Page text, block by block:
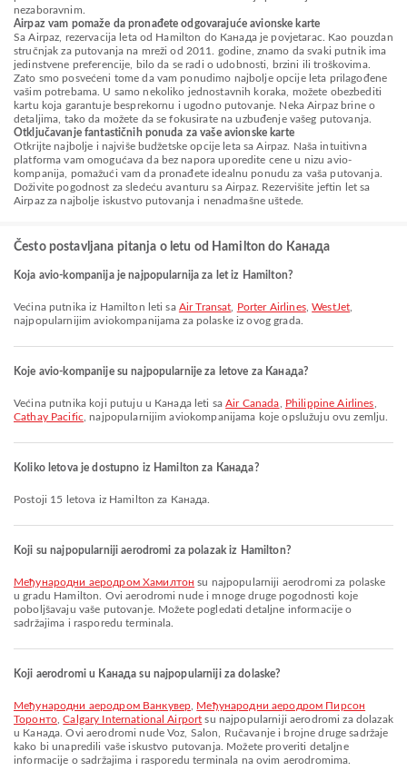
nezaboravnim.
Airpaz vam pomaže da pronađete odgovarajuće avionske karte
Sa Airpaz, rezervacija leta od Hamilton do Канада je povjetarac. Kao pouzdan
stručnjak za putovanja na mreži od 2011. godine, znamo da svaki putnik ima
jedinstvene preferencije, bilo da se radi o udobnosti, brzini ili troškovima.
Zato smo posvećeni tome da vam ponudimo najbolje opcije leta prilagođene
vašim potrebama. U samo nekoliko jednostavnih koraka, možete obezbediti
kartu koja garantuje besprekornu i ugodno putovanje. Neka Airpaz brine o
detaljima, tako da možete da se fokusirate na uzbuđenje vašeg putovanja.
Otključavanje fantastičnih ponuda za vaše avionske karte
Otkrijte najbolje i najviše budžetske opcije leta sa Airpaz. Naša intuitivna
platforma vam omogućava da bez napora uporedite cene u nizu avio-
kompanija, pomažući vam da pronađete idealnu ponudu za vaša putovanja.
Doživite pogodnost za sledeću avanturu sa Airpaz. Rezervišite jeftin let sa
Airpaz za najbolje iskustvo putovanja i nenadmašne uštede.
Često postavljana pitanja o letu od Hamilton do Канада
Koja avio-kompanija je najpopularnija za let iz Hamilton?
Većina putnika iz Hamilton leti sa Air Transat Porter Airlines,WestJet
najpopularnijim aviokompanijama za polaske iz ovog grada.
Koje avio-kompanije su najpopularnije za letove za Канада?
Većina putnika koji putuju u Канада leti saAir Canada Philippine Airlines
Cathay Pacific , najpopularnijim aviokompanijama koje opslužuju ovu zemlju.
Koliko letova je dostupno iz Hamilton za Канада?
Postoji 15 letova iz Hamilton za Канада.
Koji su najpopularniji aerodromi za polazak iz Hamilton?
Међународни аеродром Хамилтон su najpopularniji aerodromi za polaske
u gradu Hamilton. Ovi aerodromi nude i mnoge druge pogodnosti koje
poboljšavaju vaše putovanje. Možete pogledati detaljne informacije o
sadržajima i rasporedu terminala.
Koji aerodromi u Канада su najpopularniji za dolaske?
Међународни аеродром Ванкувер Међународни аеродром Пирсон
Торонто,Calgary International Airport su najpopularniji aerodromi za dolazak
u Канада. Ovi aerodromi nude Voz, Salon, Ručavanje i brojne druge sadržaje
kako bi unapredili vaše iskustvo putovanja. Možete proveriti detaljne
informacije o sadržajima i rasporedu terminala na ovim aerodromima.